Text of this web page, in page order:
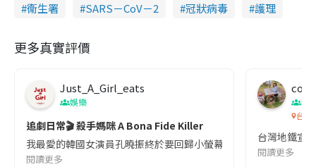
衞生署
SARS－CoV－2 冠狀病毒 護理
更多真實評價
Just_A_Girl_eats
娛樂
追劇日常🎬 殺手媽咪 A Bona Fide Killer
我最愛的韓國女演員孔曉振終於要回歸小螢幕啦!這次的劇本改編
閱讀更多
co
吹
台灣
台灣地鐵宣
閱讀更多